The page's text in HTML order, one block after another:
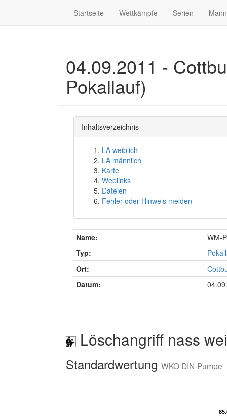
Startseite Wettkämpfe Serien
04.09.2011 -
Pokallauf)
Inhaltsverzeichnis
LA weiblich
LA männlich
Karte
Weblinks
Dateien
Fehler oder Hinweis melden
Name:
WM-
Typ:
Ort:
Datum:
Löschangriff nass
Standardwertung WKO DIN-Pumpe